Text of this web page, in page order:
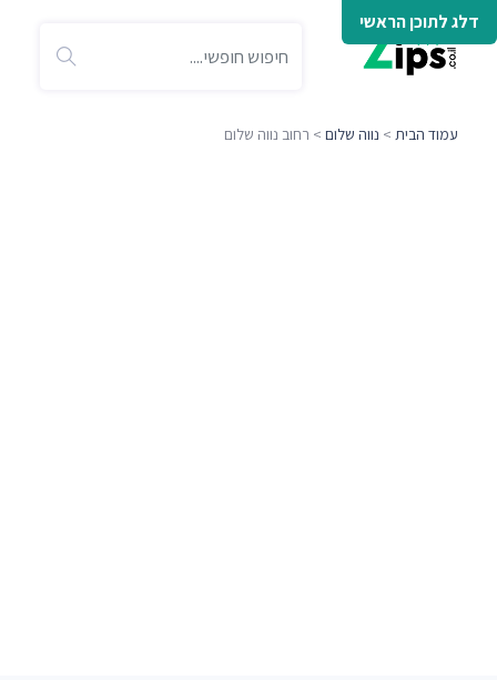
דלג לתוכן הראשי
עמוד הבית > נווה שלום > רחוב נווה שלום